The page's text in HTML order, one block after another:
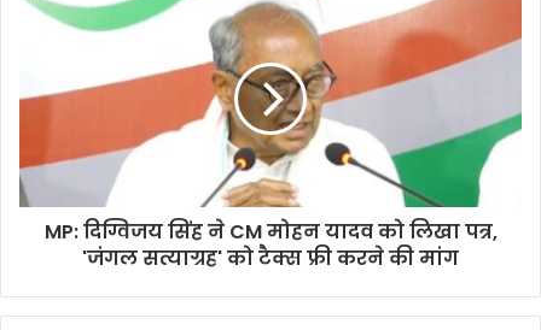
MP: दिग्विजय सिंह ने CM मोहन यादव को लिखा पत्र,
'जंगल सत्याग्रह' को टैक्स फ्री करने की मांग